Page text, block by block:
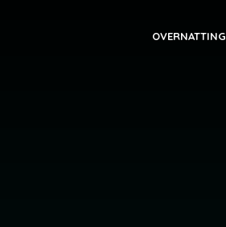
OVERNATTING